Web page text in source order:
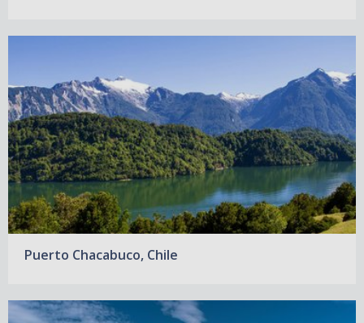
Puerto Chacabuco, Chile